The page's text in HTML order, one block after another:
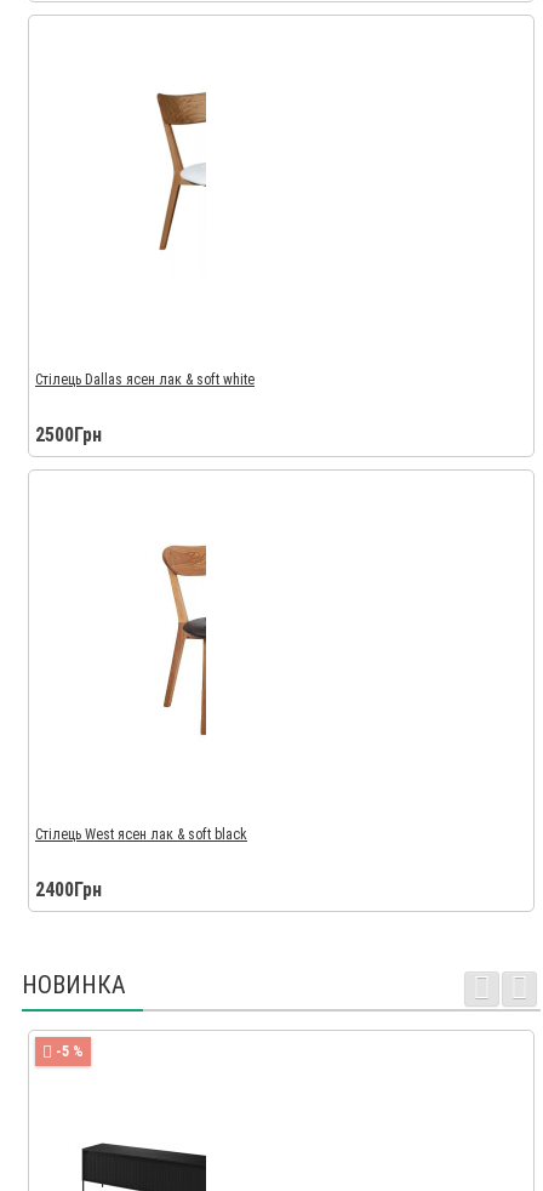
Стілець Dallas ясен лак & soft white
2500Грн
Стілець West ясен лак & soft black
2400Грн
НОВИНКА
-5 %